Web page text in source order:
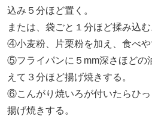
込み５分ほど置く。
または、袋ごと１分ほど揉み込む
④小麦粉、片栗粉を加え、食べや
⑤フライパンに５mm深さほどの
えて３分ほど揚げ焼きする。
⑥こんがり焼いろが付いたらひ
揚げ焼きする。